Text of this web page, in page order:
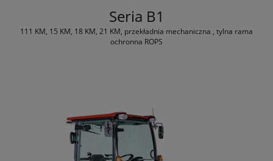
Seria B1
111 KM, 15 KM, 18 KM, 21 KM, przekładnia mechaniczna , tylna rama
ochronna ROPS